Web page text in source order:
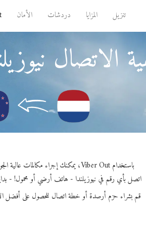
تنزيل المزايا دردشات الأمان
الاتصال
باستخدام Viber Out، يمكنك إجراء مكالمات عالية الجودة إلى نيوزيلندا من هولندا.
اتصل بأي رقم في نيوزيلندا - هاتف أرضي أو محمول! - بداية من 2.3 ¢ فقط
قم بشراء حزم أرصدة أو خطة اتصال للحصول على أفضل